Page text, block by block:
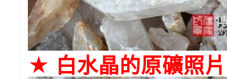
★ 白水晶的原礦照片